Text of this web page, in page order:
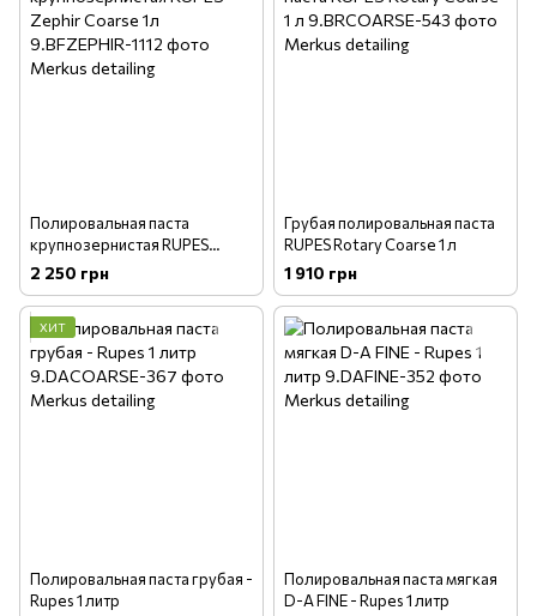
Полировальная паста
крупнозернистая RUPES
Zephir Coarse 1л
2 250 грн
Грубая полировальная паста
RUPES Rotary Coarse 1 л
1 910 грн
ХИТ
Полировальная паста грубая -
Rupes 1 литр
Полировальная паста мягкая
D-A FINE - Rupes 1 литр